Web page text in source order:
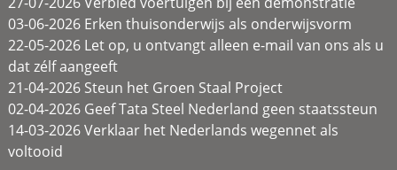
03-06-2026 Erken thuisonderwijs als onderwijsvorm
22-05-2026 Let op, u ontvangt alleen e-mail van ons als u
dat zélf aangeeft
21-04-2026 Steun het Groen Staal Project
02-04-2026 Geef Tata Steel Nederland geen staatssteun
14-03-2026 Verklaar het Nederlands wegennet als
voltooid